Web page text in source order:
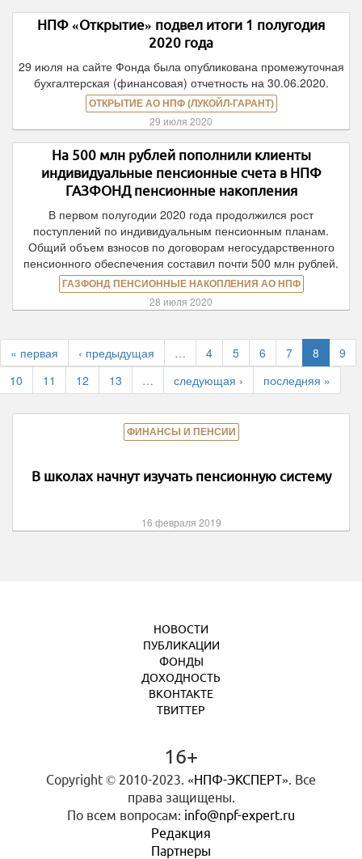
НПФ «Открытие» подвел итоги 1 полугодия
2020 года
29 июля на сайте Фонда была опубликована промежуточная
бухгалтерская (финансовая) отчетность на 30.06.2020.
ОТКРЫТИЕ АО НПФ (ЛУКОЙЛ-ГАРАНТ)
29 июля 2020
На 500 млн рублей пополнили клиенты
индивидуальные пенсионные счета в НПФ
ГАЗФОНД пенсионные накопления
В первом полугодии 2020 года продолжился рост
поступлений по индивидуальным пенсионным планам.
Общий объем взносов по договорам негосударственного
пенсионного обеспечения составил почти 500 млн рублей.
ГАЗФОНД ПЕНСИОННЫЕ НАКОПЛЕНИЯ АО НПФ
28 июля 2020
« первая ‹ предыдущая … 4 5 6 7 8
9
10
11 12 13 … следующая › последняя »
ФИНАНСЫ И ПЕНСИИ
В школах начнут изучать пенсионную систему
16 февраля 2019
НОВОСТИ
ПУБЛИКАЦИИ
ФОНДЫ
ДОХОДНОСТЬ
ВКОНТАКТЕ
ТВИТТЕР
16+
Copyright © 2010-2023. «НПФ-ЭКСПЕРТ». Все
права защищены.
По всем вопросам: info@npf-expert.ru
Редакция
Партнеры